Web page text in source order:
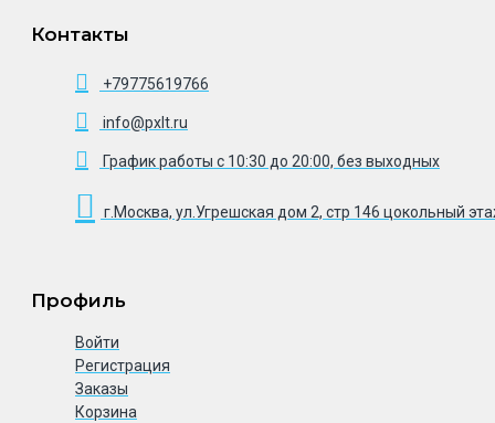
Контакты
+79775619766
info@pxlt.ru
График работы с 10:30 до 20:00, без выходных
г.Москва, ул.Угрешская дом 2, стр 146 цокольный
Профиль
Войти
Регистрация
Заказы
Корзина